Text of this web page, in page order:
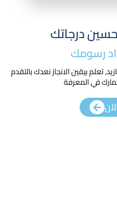
درجاتك
رسومك​
تعلم بيقين الانجاز نعدك بالتقدم
في المعرفة